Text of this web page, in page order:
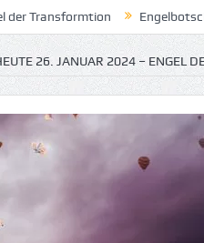
Engelbotschaft heute 12. April
26. JANUAR 2024 – ENGEL